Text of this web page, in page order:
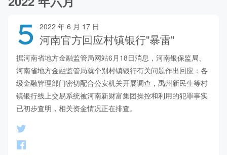
5 2022 年 6 月 17 日
河南官方回应村镇银行"暴雷"
据河南省地方金融监管局网站6月18日消息，河南银保监局、
河南省地方金融监管局就个别村镇银行有关问题作出回应：各
级金融管理部门密切配合公安机关开展调查，禹州新民生等村
镇银行线上交易系统被河南新财富集团操控和利用的犯罪事实
已初步查明，相关资金情况正在排查。